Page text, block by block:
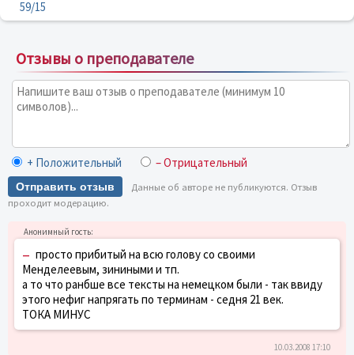
59/15
Отзывы о преподавателе
+ Положительный – Отрицательный
Отправить отзыв
Данные об авторе не публикуются. Отзыв
проходит модерацию.
– просто прибитый на всю голову со своими
Менделеевым, зиниными и тп.
а то что ранбше все тексты на немецком были - так ввиду
этого нефиг напрягать по терминам - седня 21 век.
ТОКА МИНУС
10.03.2008 17:10